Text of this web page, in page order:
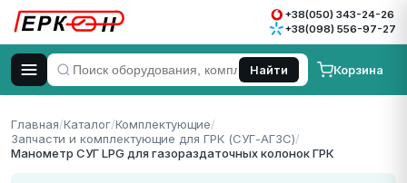
+38(050) 343-24-26
+38(098) 556-97-27
Найти Корзина
Главная/Каталог/Комплектующие/
Запчасти и комплектующие для ГРК (СУГ-АГЗС)/
Манометр СУГ LPG для газораздаточных колонок ГРК